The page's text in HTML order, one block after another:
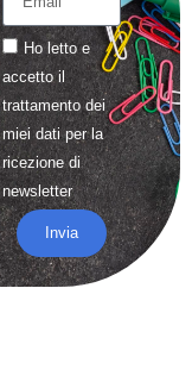
Ho letto e
accetto il
trattamentodei
miei dati per la
ricezione di
newsletter
Invia